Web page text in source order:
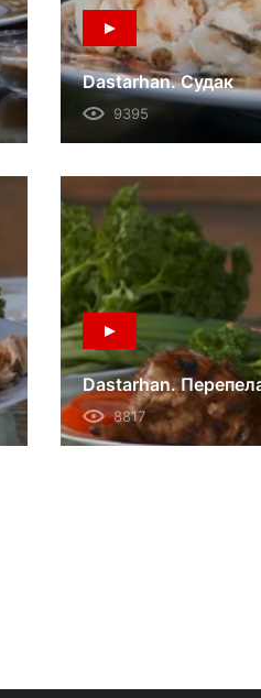
Dastarhan. Судак
9395
Dastarhan.
8817